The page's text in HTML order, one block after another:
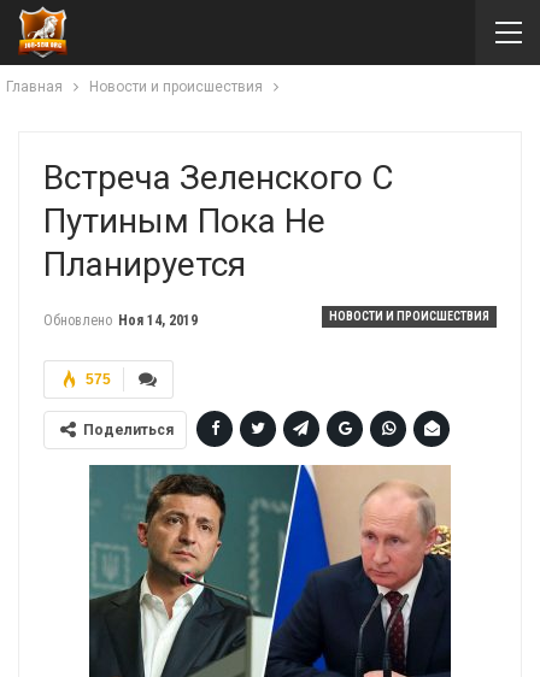
Главная Новости и происшествия
Встреча Зеленского С
Путиным Пока Не
Планируется
НОВОСТИ И ПРОИСШЕСТВИЯ
Обновлено Ноя 14, 2019
575
Поделиться